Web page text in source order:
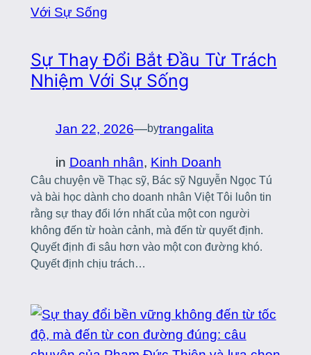
Sự Thay Đổi Bắt Đầu Từ Trách
Nhiệm Với Sự Sống
Jan 22, 2026—bytrangalita
in Doanh nhân, Kinh Doanh
Câu chuyện về Thạc sỹ, Bác sỹ Nguyễn Ngọc Tú
và bài học dành cho doanh nhân Việt Tôi luôn tin
rằng sự thay đổi lớn nhất của một con người
không đến từ hoàn cảnh, mà đến từ quyết định.
Quyết định đi sâu hơn vào một con đường khó.
Quyết định chịu trách…